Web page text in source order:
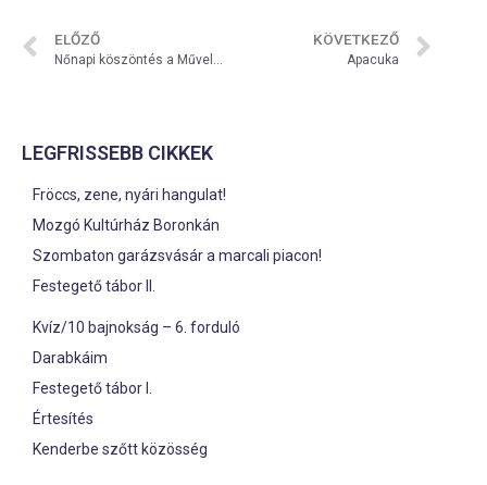
ELŐZŐ
Nőnapi köszöntés a Művelődési Házban
KÖVETKEZŐ
Apacuka
LEGFRISSEBB CIKKEK
Fröccs, zene, nyári hangulat!
Mozgó Kultúrház Boronkán
Szombaton garázsvásár a marcali piacon!
Festegető tábor II.
Kvíz/10 bajnokság – 6. forduló
Darabkáim
Festegető tábor I.
Értesítés
Kenderbe szőtt közösség